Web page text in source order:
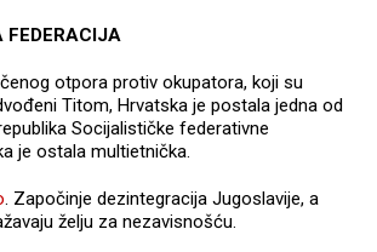
FEDERACIJA
otpora protiv okupatora, koji su
Titom, Hrvatska je postala jedna od
Socijalističke federativne
je ostala multietnička.
. Započinje dezintegracija Jugoslavije, a
želju za nezavisnošću.